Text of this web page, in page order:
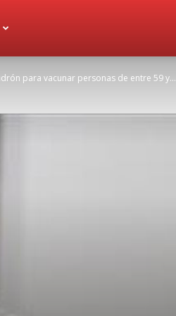
para vacunar personas de entre 59 y...